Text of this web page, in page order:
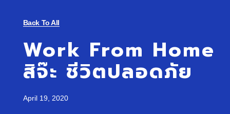
Back To All
Work From Home
สิจ๊ะ ชีวิตปลอดภัย
April 19, 2020